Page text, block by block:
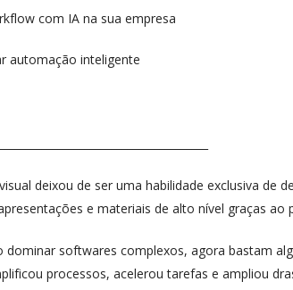
com IA na sua empresa
automação inteligente
deixou de ser uma habilidade exclusiva de
e materiais de alto nível graças ao
dominar softwares complexos, agora bastam
processos, acelerou tarefas e ampliou